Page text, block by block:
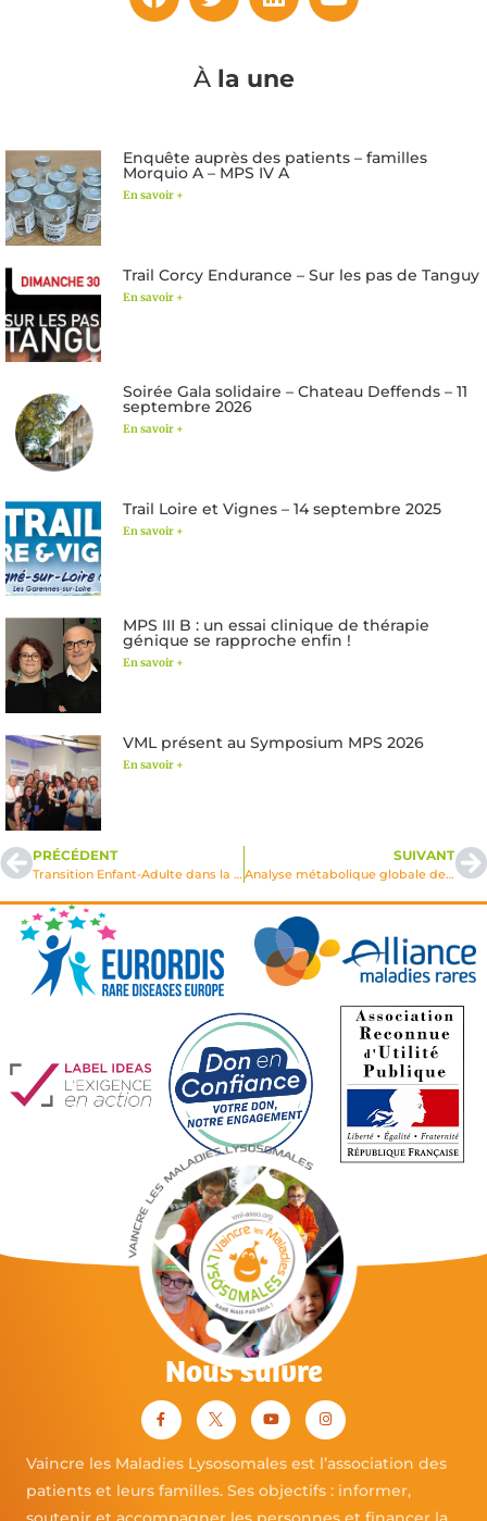
À la une
Enquête auprès des patients – familles
Morquio A – MPS IV A
En savoir +
Trail Corcy Endurance – Sur les pas de Tanguy
En savoir +
Soirée Gala solidaire – Chateau Deffends – 11
septembre 2026
En savoir +
Trail Loire et Vignes – 14 septembre 2025
En savoir +
MPS III B : un essai clinique de thérapie
génique se rapproche enfin !
En savoir +
VML présent au Symposium MPS 2026
En savoir +
PRÉCÉDENT
Transition Enfant-Adulte dans la prise en charge des patients
SUIVANT
Analyse métabolique globale des MPS par spectrometrie de masse
Nous suivre
Vaincre les Maladies Lysosomales est l’association des
patients et leurs familles. Ses objectifs : informer,